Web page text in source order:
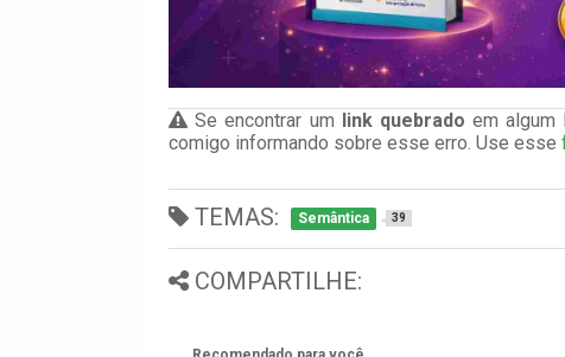
Se encontrar um link quebrado em algum
comigo informando sobre esse erro. Use esse
TEMAS: Semântica 39
COMPARTILHE: